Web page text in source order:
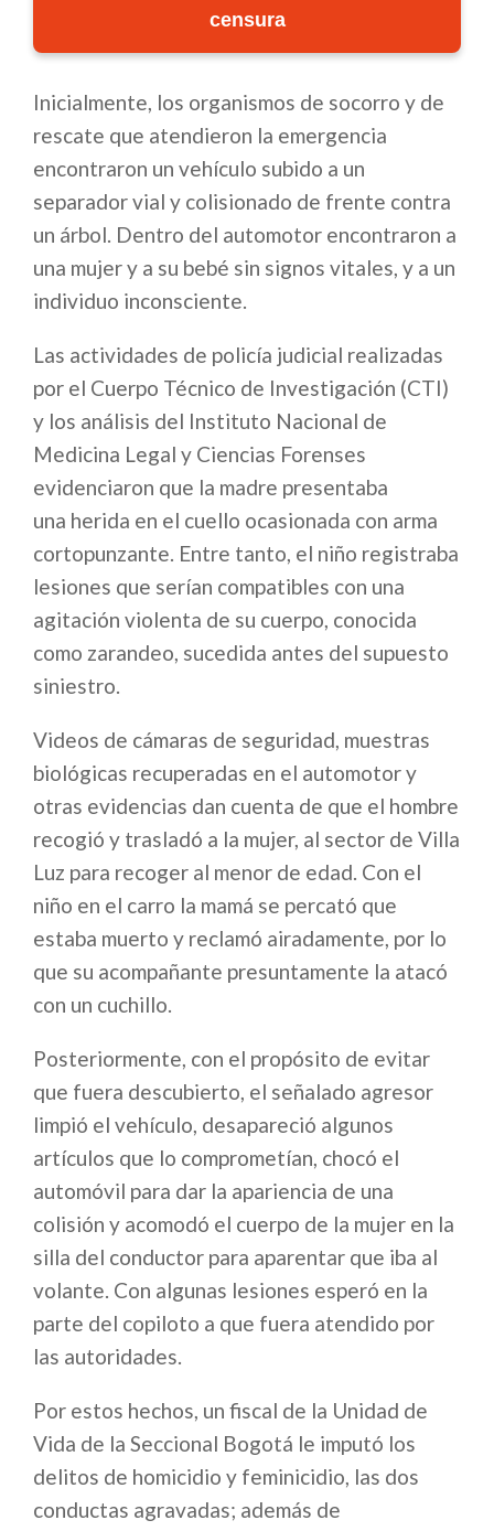
censura
Inicialmente, los organismos de socorro y de
rescate que atendieron la emergencia
encontraron un vehículo subido a un
separador vial y colisionado de frente contra
un árbol. Dentro del automotor encontraron a
una mujer y a su bebé sin signos vitales, y a un
individuo inconsciente.
Las actividades de policía judicial realizadas
por el Cuerpo Técnico de Investigación (CTI)
y los análisis del Instituto Nacional de
Medicina Legal y Ciencias Forenses
evidenciaron que la madre presentaba
una herida en el cuello ocasionada con arma
cortopunzante. Entre tanto, el niño registraba
lesiones que serían compatibles con una
agitación violenta de su cuerpo, conocida
como zarandeo, sucedida antes del supuesto
siniestro.
Videos de cámaras de seguridad, muestras
biológicas recuperadas en el automotor y
otras evidencias dan cuenta de que el hombre
recogió y trasladó a la mujer, al sector de Villa
Luz para recoger al menor de edad. Con el
niño en el carro la mamá se percató que
estaba muerto y reclamó airadamente, por lo
que su acompañante presuntamente la atacó
con un cuchillo.
Posteriormente, con el propósito de evitar
que fuera descubierto, el señalado agresor
limpió el vehículo, desapareció algunos
artículos que lo comprometían, chocó el
automóvil para dar la apariencia de una
colisión y acomodó el cuerpo de la mujer en la
silla del conductor para aparentar que iba al
volante. Con algunas lesiones esperó en la
parte del copiloto a que fuera atendido por
las autoridades.
Por estos hechos, un fiscal de la Unidad de
Vida de la Seccional Bogotá le imputó los
delitos de homicidio y feminicidio, las dos
conductas agravadas; además de